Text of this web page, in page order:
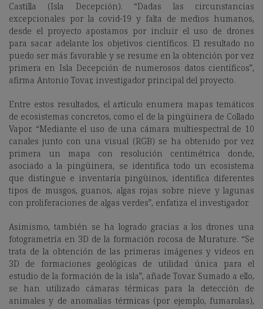
Castilla (Isla Decepción). “Dadas las circunstancias
excepcionales por la covid-19 y falta de medios humanos,
desde el proyecto apostamos por incluir el uso de drones
para sacar adelante los objetivos científicos. El resultado no
puedo ser más favorable y se resume en la obtención por vez
primera en Isla Decepción de numerosos datos científicos”,
afirma Antonio Tovar, investigador principal del proyecto.
Entre estos resultados, el artículo enumera mapas temáticos
de ecosistemas concretos, como el de la pingüinera de Collado
Vapor. “Mediante el uso de una cámara multiespectral de 10
canales junto con una visual (RGB) se ha obtenido por vez
primera un mapa con resolución centimétrica donde,
asociado a la pingüinera, se identifica todo un ecosistema
que distingue e inventaría pingüinos, identifica diferentes
tipos de musgos, guanos, algas rojas sobre nieve y lagunas
con proliferaciones de algas verdes”, enfatiza el investigador.
Asimismo, también se ha logrado gracias a los drones una
fotogrametría en 3D de la formación rocosa de Murature. “Se
trata de la obtención de las primeras imágenes y videos en
3D de formaciones geológicas de utilidad única para el
estudio de la formación de la isla”, añade Tovar. Sumado a ello,
se han utilizado cámaras térmicas para la detección de
animales y de anomalías térmicas (por ejemplo, fumarolas),